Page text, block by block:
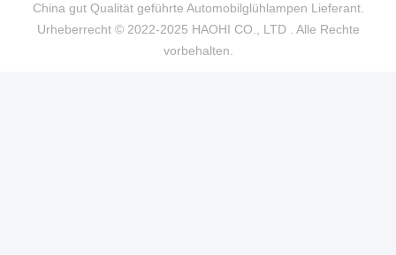
China gut Qualität geführte Automobilglühlampen Lieferant.
Urheberrecht © 2022-2025 HAOHI CO., LTD . Alle Rechte
vorbehalten.